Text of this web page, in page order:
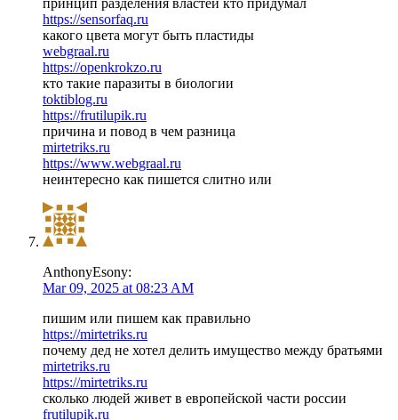
https://sensorfaq.ru
какого цвета могут быть пластиды
webgraal.ru
https://openkrokzo.ru
кто такие паразиты в биологии
toktiblog.ru
https://frutilupik.ru
причина и повод в чем разница
mirtetriks.ru
https://www.webgraal.ru
неинтересно как пишется слитно или
AnthonyEsony:
Mar 09, 2025 at 08:23 AM
пишим или пишем как правильно
https://mirtetriks.ru
почему дед не хотел делить имущество между братьями
mirtetriks.ru
https://mirtetriks.ru
сколько людей живет в европейской части россии
frutilupik.ru